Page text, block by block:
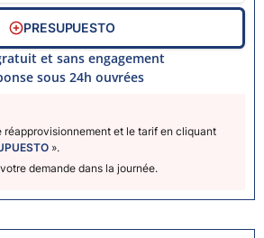
réapprovisionnement et le tarif en cliquant
».
demande dans la journée.
PRESUPUESTO
et sans engagement
sous 24h ouvrées